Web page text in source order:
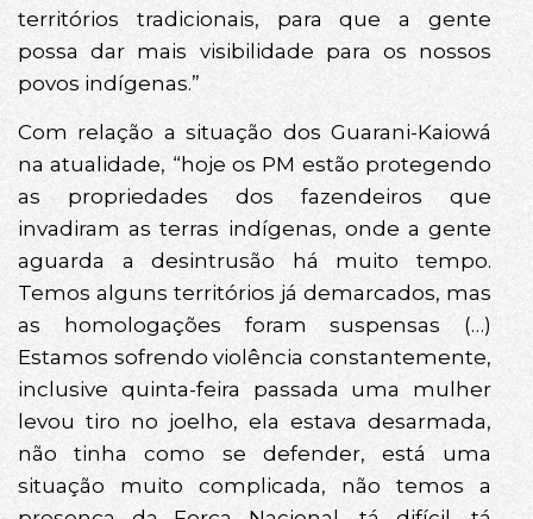
territórios tradicionais, para que a gente
possa dar mais visibilidade para os nossos
povos indígenas.”
Com relação a situação dos Guarani-Kaiowá
na atualidade, “hoje os PM estão protegendo
as propriedades dos fazendeiros que
invadiram as terras indígenas, onde a gente
aguarda a desintrusão há muito tempo.
Temos alguns territórios já demarcados, mas
as homologações foram suspensas (…)
Estamos sofrendo violência constantemente,
inclusive quinta-feira passada uma mulher
levou tiro no joelho, ela estava desarmada,
não tinha como se defender, está uma
situação muito complicada, não temos a